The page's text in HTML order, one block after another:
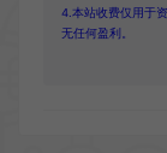
4.本站收费仅用于
无任何盈利。